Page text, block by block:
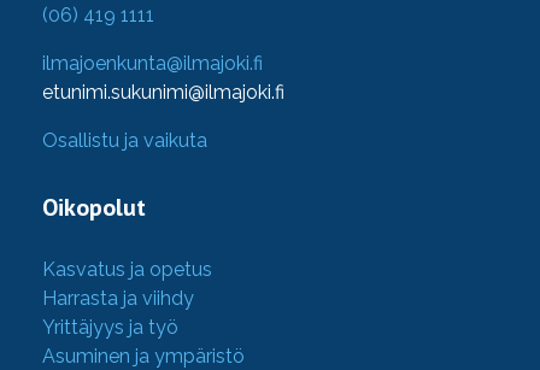
(06) 419 1111
ilmajoenkunta@ilmajoki.fi
etunimi.sukunimi@ilmajoki.fi
Osallistu ja vaikuta
Oikopolut
Kasvatus ja opetus
Harrasta ja viihdy
Yrittäjyys ja työ
Asuminen ja ympäristö